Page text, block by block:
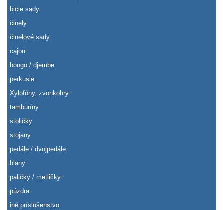
bicie sady
činely
činelové sady
cajon
bongo / djembe
perkusie
Xylofóny, zvonkohry
tamburíny
stoličky
stojany
pedále / dvojpedále
blany
paličky / metličky
púzdra
iné príslušenstvo